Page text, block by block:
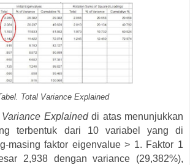
Total Variance Explained
Variance Explained di atas menunjukkan
terbentuk dari 10 variabel yang di
masing faktor eigenvalue > 1. Faktor 1
2,938 dengan variance (29,382%),